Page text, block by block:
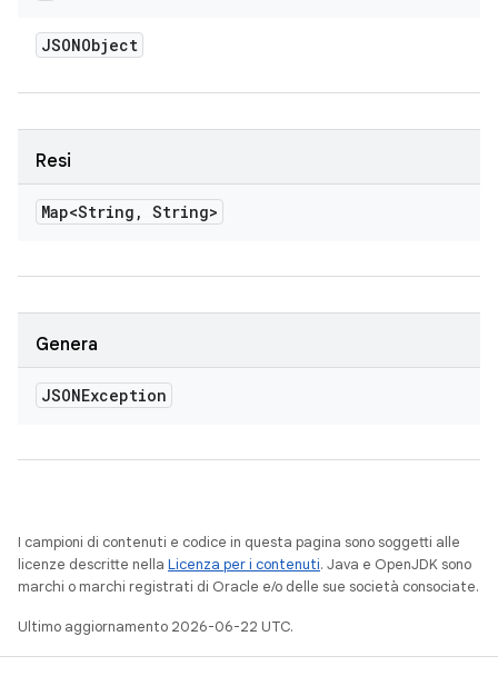
JSONObject
Resi
Map<String , String>
Genera
JSONException
I campioni di contenuti e codice in questa pagina sono soggetti alle
licenze descritte nella Licenza per i contenuti. Java e OpenJDK sono
marchi o marchi registrati di Oracle e/o delle sue società consociate.
Ultimo aggiornamento 2026-06-22 UTC.